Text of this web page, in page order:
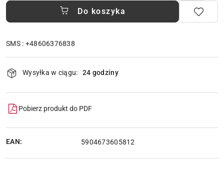
Do koszyka
SMS : +48606376838
i
dostawa
Wysyłka w ciągu: 24 godziny
Pobierz produkt do PDF
EAN: 5904673605812